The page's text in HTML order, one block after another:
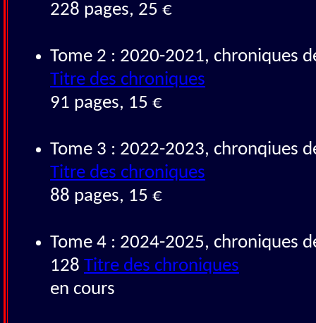
228 pages, 25 €
Tome 2 : 2020-2021, chroniques
Titre des chroniques
91 pages, 15 €
Tome 3 : 2022-2023, chronqiues
Titre des chroniques
88 pages, 15 €
Tome 4 : 2024-2025, chroniques
128 Titre des chroniques
en cours